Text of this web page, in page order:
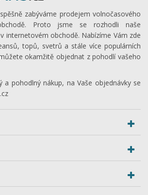
zabýváme prodejem volnočasového
Proto jsme se rozhodli naše
internetovém obchodě. Nabízíme Vám zde
topů, svetrů a stále více populárních
okamžitě objednat z pohodlí vašeho
a pohodlný nákup, na Vaše objednávky se